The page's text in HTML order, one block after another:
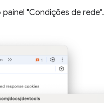
"Condições de rede".